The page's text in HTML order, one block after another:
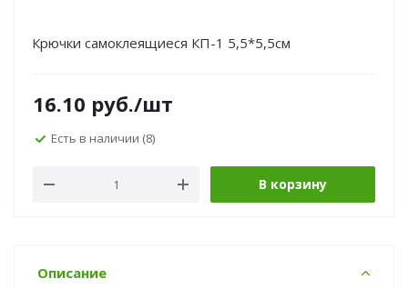
Крючки самоклеящиеся КП-1 5,5*5,5см
16.10 руб./шт
Есть в наличии (8)
В корзину
Описание